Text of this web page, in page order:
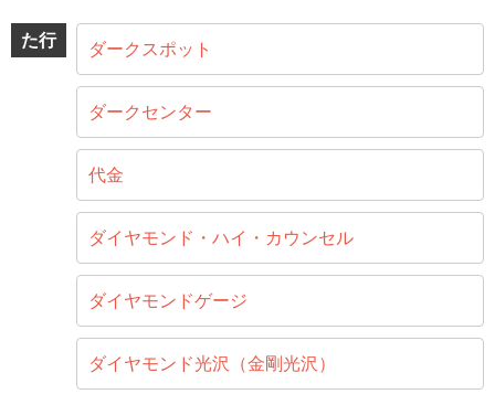
た行 ダークスポット
ダークセンター
代金
ダイヤモンド・ハイ・カウンセル
ダイヤモンドゲージ
ダイヤモンド光沢（金剛光沢）